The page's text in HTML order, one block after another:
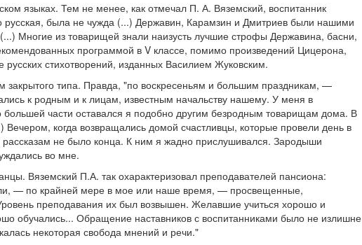
языках. Тем не менее, как отмечал П. А. Вяземский, воспитанник
русская, была не чужда (...) Державин, Карамзин и Дмитриев были нашими
Многие из товарищей знали наизусть лучшие строфы Державина, басни,
программой в V классе, помимо произведений Цицерона,
стихотворений, изданных Василием Жуковским.
закрытого типа. Правда, "по воскресеньям и большим праздникам, —
к родным и к лицам, известным начальству нашему. У меня в
большей части оставался я подобно другим безродным товарищам дома. В
когда возвращались домой счастливцы, которые провели день в
не было конца. К ним я жадно прислушивался. Зародыши
во мне.
Вяземский П.А. так охарактеризовал преподавателей пансиона:
— по крайней мере в мое или наше время, — просвещенные,
преподавания их был возвышен. Желавшие учиться хорошо и
обучались... Обращение наставников с воспитанниками было не излишне
некоторая свобода мнений и речи."